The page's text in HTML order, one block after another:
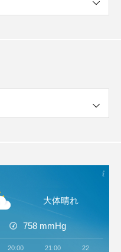
大体晴れ
758 mmHg
20:00 21:00 22:00